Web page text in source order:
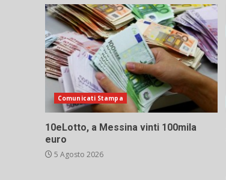
Comunicati Stampa
10eLotto, a Messina vinti 100mila
euro
5 Agosto 2026